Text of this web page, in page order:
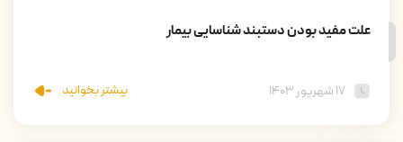
علت مفید بودن دستبند شناسایی بیمار
۱۷ شهریور ۱۴۰۳ بیشتر بخوانید